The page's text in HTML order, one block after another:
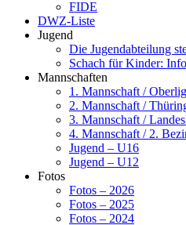
FIDE
DWZ-Liste
Jugend
Die Jugendabteilung
Schach für Kinder:
Mannschaften
1. Mannschaft /
2. Mannschaft /
3. Mannschaft /
4. Mannschaft / 2.
Jugend – U16
Jugend – U12
Fotos
Fotos – 2026
Fotos – 2025
Fotos – 2024